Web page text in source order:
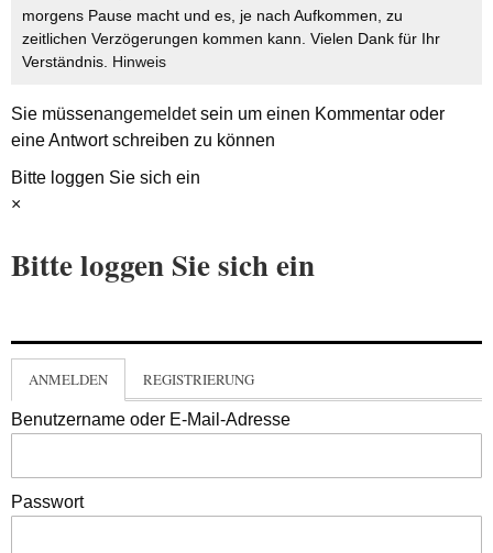
morgens Pause macht und es, je nach Aufkommen, zu
zeitlichen Verzögerungen kommen kann. Vielen Dank für Ihr
Verständnis. Hinweis
Sie müssenangemeldetsein um einen Kommentar oder
eine Antwort schreiben zu können
Bitte loggen Sie sich ein
×
Bitte loggen Sie sich ein
ANMELDEN REGISTRIERUNG
Benutzername oder E-Mail-Adresse
Passwort